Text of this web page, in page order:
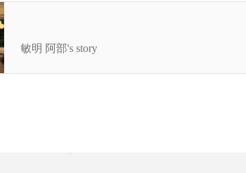
るPdMの挑戦と役割
敏明 阿部's story